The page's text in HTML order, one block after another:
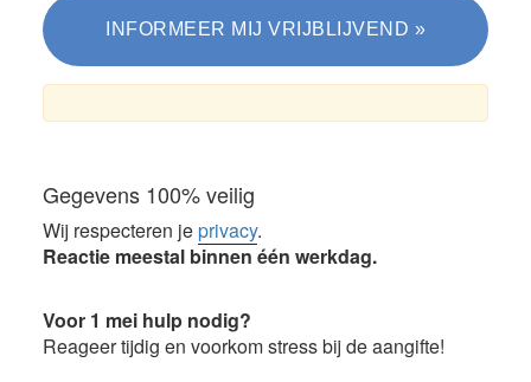
Gegevens 100% veilig
Wij respecteren jeprivacy.
Reactie meestal binnen één werkdag.
Voor 1 mei hulp nodig?
Reageer tijdig en voorkom stress bij de aangifte!